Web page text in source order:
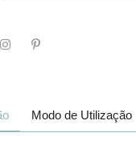
Modo de Utilização